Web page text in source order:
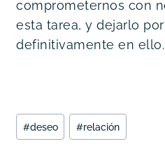
comprometernos con
esta tarea, y dejarlo
definitivamente en ello.
Etiquetas
de
#deseo #relación